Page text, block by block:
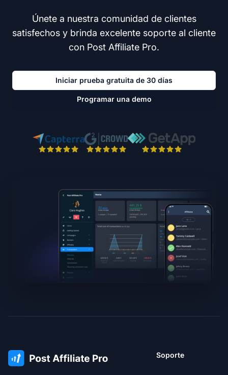
Únete a nuestra comunidad de clientes
satisfechos y brinda excelente soporte al cliente
con Post Affiliate Pro.
Iniciar prueba gratuita de 30 días
Programar una demo
Soporte